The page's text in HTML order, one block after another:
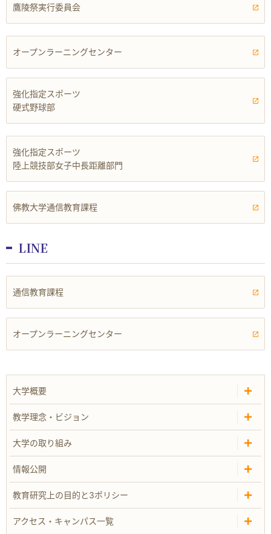
鷹陵祭実行委員会
オープンラーニングセンター
強化指定スポーツ
硬式野球部
強化指定スポーツ
陸上競技部女子中長距離部門
佛教大学通信教育課程
LINE
通信教育課程
オープンラーニングセンター
大学概要
教学理念・ビジョン
大学の取り組み
情報公開
教育研究上の目的と3ポリシー
アクセス・キャンパス一覧